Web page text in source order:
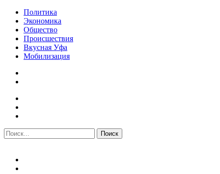
Политика
Экономика
Общество
Происшествия
Вкусная Уфа
Мобилизация